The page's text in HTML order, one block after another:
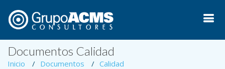
Documentos Calidad
Inicio Documentos Calidad